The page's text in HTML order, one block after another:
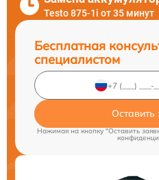
Testo 875-1i от 35 минут
Бесплатная
специалистом
Оставить
Нажимая на кнопку "Оставить